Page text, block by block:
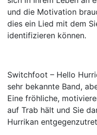
und die Motivation
dies ein Lied mit dem
identifizieren können.
Switchfoot – Hello
sehr bekannte Band,
Eine fröhliche,
auf Trab hält und Sie
Hurrikan